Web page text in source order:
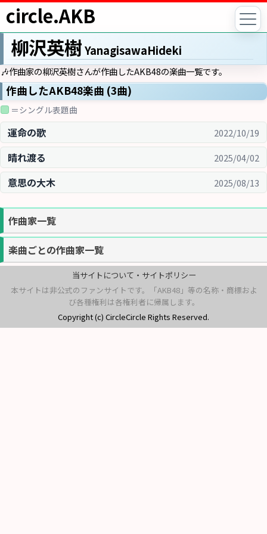
circle.AKB
柳沢英樹YanagisawaHideki
🎶作曲家の柳沢英樹さんが作曲したAKB48の楽曲一覧です。
作曲したAKB48楽曲 (3曲)
＝シングル表題曲
運命の歌 2022/10/19
晴れ渡る 2025/04/02
意思の大木 2025/08/13
作曲家一覧
楽曲ごとの作曲家一覧
当サイトについて・サイトポリシー
本サイトは非公式のファンサイトです。「AKB48」等の名称・商標およ
び各種権利は各権利者に帰属します。
Copyright (c) CircleCircle Rights Reserved.